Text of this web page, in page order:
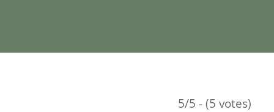
5/5 - (5 votes)